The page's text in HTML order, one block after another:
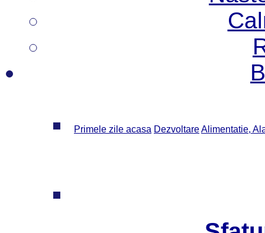
Primele zile acasa DezvoltareAlimentatie,